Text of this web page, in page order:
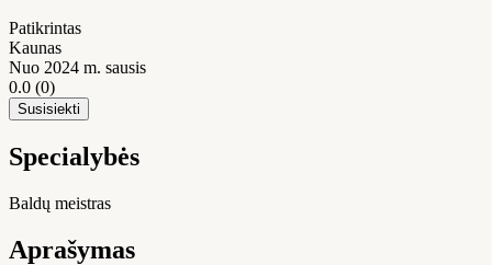
Patikrintas
Kaunas
Nuo 2024 m. sausis
0.0 (0)
Susisiekti
Specialybės
Baldų meistras
Aprašymas